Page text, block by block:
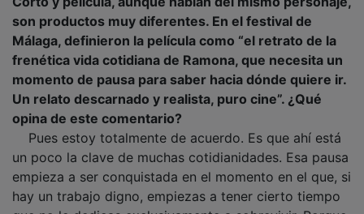
son productos muy diferentes. En el festival de
Málaga, definieron la película como “el retrato de la
frenética vida cotidiana de Ramona, que necesita un
momento de pausa para saber hacia dónde quiere ir.
Un relato descarnado y realista, puro cine”. ¿Qué
opina de este comentario?
Pues estoy totalmente de acuerdo. Es que ahí está
un poco la clave de muchas cotidianidades. Esa pausa
empieza a ser conquistada en el momento en el que, si
hay un trabajo digno, empiezas a tener cierto tiempo
que no le dedicas exclusivamente a sobrevivir. Porque